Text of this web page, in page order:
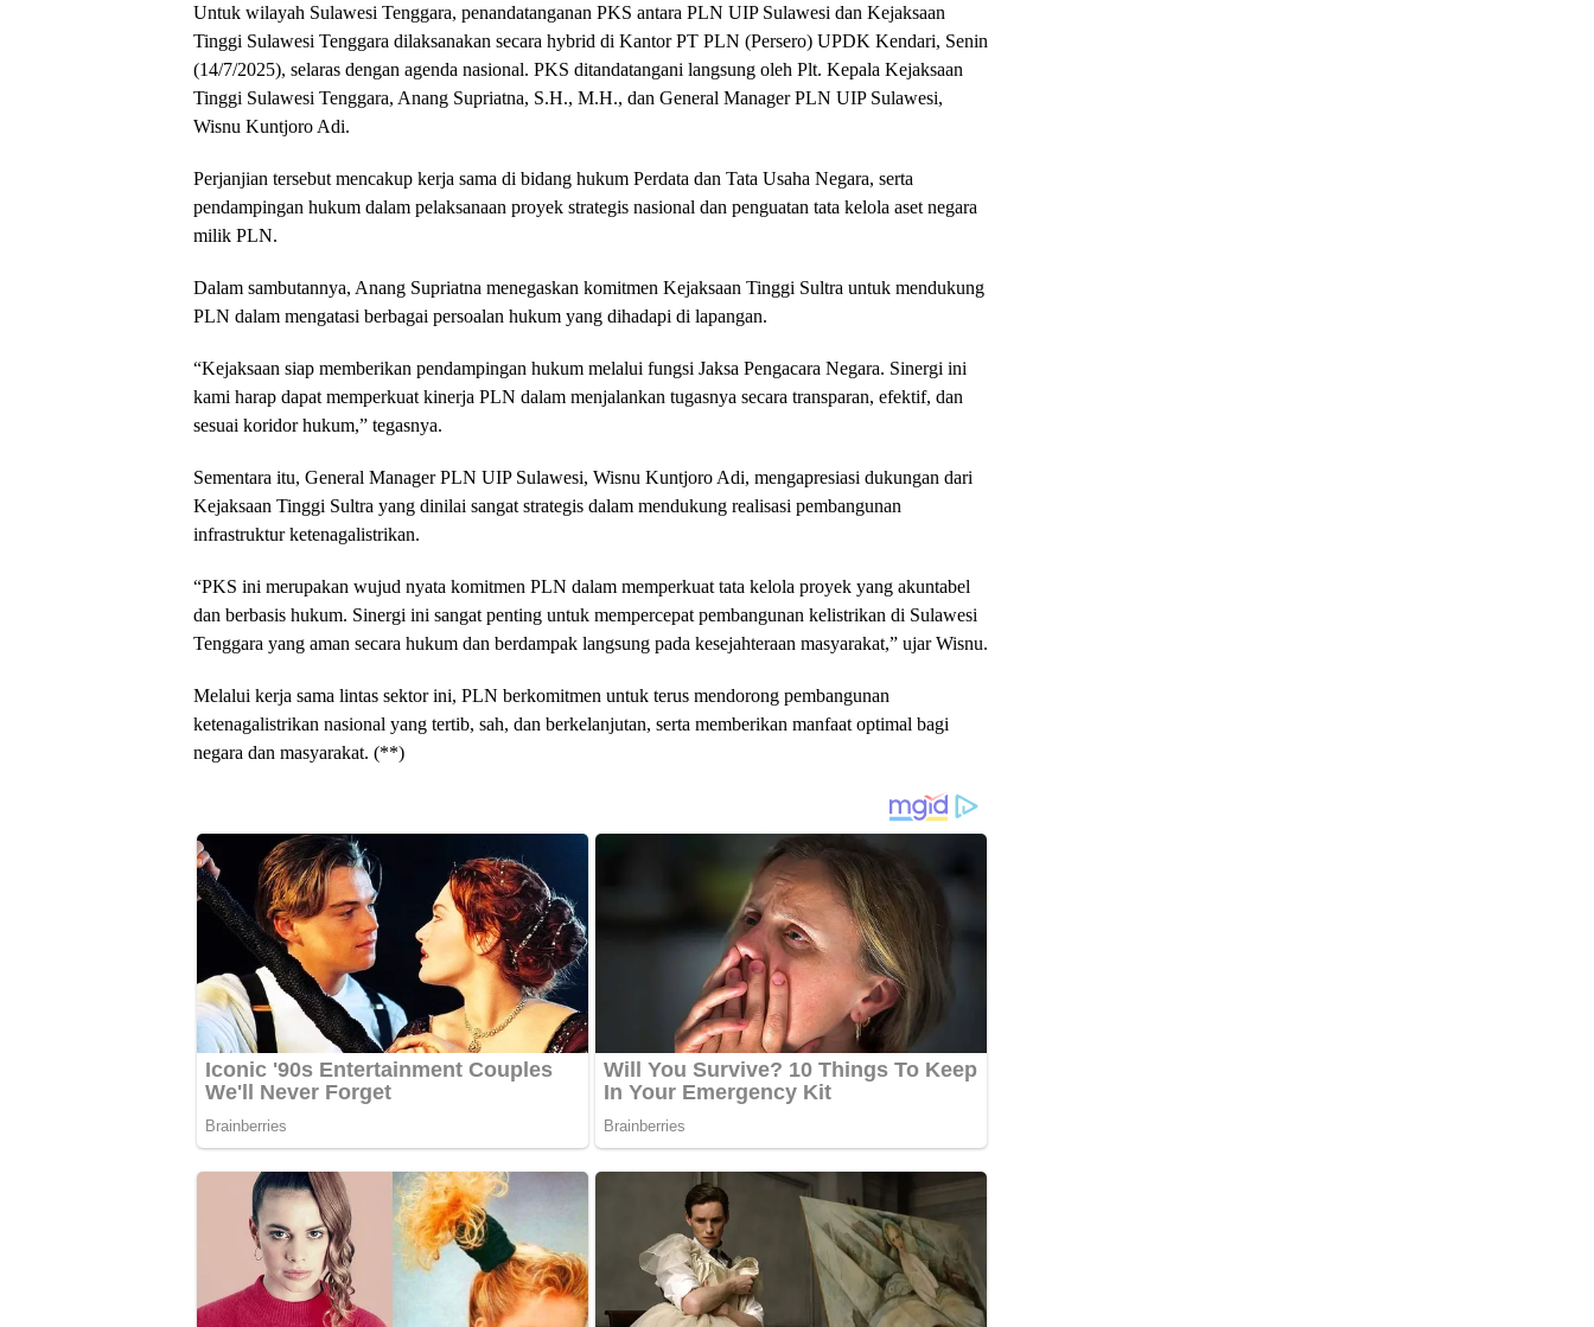
Untuk wilayah Sulawesi Tenggara, penandatanganan PKS antara PLN UIP Sulawesi dan Kejaksaan
Tinggi Sulawesi Tenggara dilaksanakan secara hybrid di Kantor PT PLN (Persero) UPDK Kendari, Senin
(14/7/2025), selaras dengan agenda nasional. PKS ditandatangani langsung oleh Plt. Kepala Kejaksaan
Tinggi Sulawesi Tenggara, Anang Supriatna, S.H., M.H., dan General Manager PLN UIP Sulawesi,
Wisnu Kuntjoro Adi.
Perjanjian tersebut mencakup kerja sama di bidang hukum Perdata dan Tata Usaha Negara, serta
pendampingan hukum dalam pelaksanaan proyek strategis nasional dan penguatan tata kelola aset negara
milik PLN.
Dalam sambutannya, Anang Supriatna menegaskan komitmen Kejaksaan Tinggi Sultra untuk mendukung
PLN dalam mengatasi berbagai persoalan hukum yang dihadapi di lapangan.
“Kejaksaan siap memberikan pendampingan hukum melalui fungsi Jaksa Pengacara Negara. Sinergi ini
kami harap dapat memperkuat kinerja PLN dalam menjalankan tugasnya secara transparan, efektif, dan
sesuai koridor hukum,” tegasnya.
Sementara itu, General Manager PLN UIP Sulawesi, Wisnu Kuntjoro Adi, mengapresiasi dukungan dari
Kejaksaan Tinggi Sultra yang dinilai sangat strategis dalam mendukung realisasi pembangunan
infrastruktur ketenagalistrikan.
“PKS ini merupakan wujud nyata komitmen PLN dalam memperkuat tata kelola proyek yang akuntabel
dan berbasis hukum. Sinergi ini sangat penting untuk mempercepat pembangunan kelistrikan di Sulawesi
Tenggara yang aman secara hukum dan berdampak langsung pada kesejahteraan masyarakat,” ujar Wisnu.
Melalui kerja sama lintas sektor ini, PLN berkomitmen untuk terus mendorong pembangunan
ketenagalistrikan nasional yang tertib, sah, dan berkelanjutan, serta memberikan manfaat optimal bagi
negara dan masyarakat. (**)